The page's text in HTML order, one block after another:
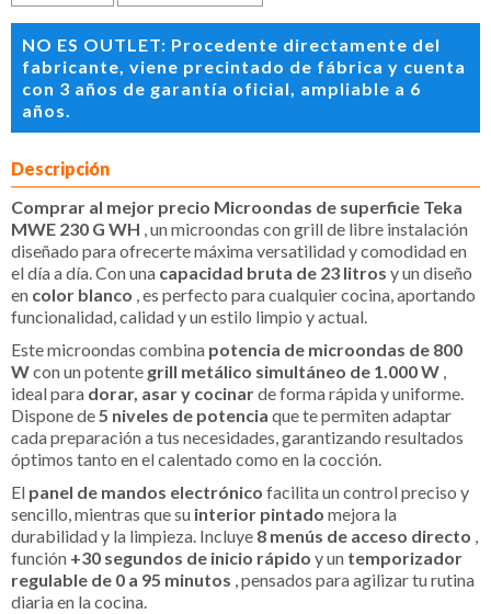
NO ES OUTLET: Procedente directamente del
fabricante, viene precintado de fábrica y cuenta
con 3 años de garantía oficial, ampliable a 6
años.
Descripción
Comprar al mejor precio Microondas de superficie Teka
MWE 230 G WH , un microondas con grill de libre instalación
diseñado para ofrecerte máxima versatilidad y comodidad en
el día a día. Con una capacidad bruta de 23 litros y un diseño
en color blanco , es perfecto para cualquier cocina, aportando
funcionalidad, calidad y un estilo limpio y actual.
Este microondas combina potencia de microondas de 800
Wcon un potente grill metálico simultáneo de 1.000 W ,
ideal para dorar, asar y cocinarde forma rápida y uniforme.
Dispone de5 niveles de potencia que te permiten adaptar
cada preparación a tus necesidades, garantizando resultados
óptimos tanto en el calentado como en la cocción.
El panel de mandos electrónico facilita un control preciso y
sencillo, mientras que su interior pintado mejora la
durabilidad y la limpieza. Incluye 8 menús de acceso directo ,
función +30 segundos de inicio rápido y un temporizador
regulable de 0 a 95 minutos , pensados para agilizar tu rutina
diaria en la cocina.